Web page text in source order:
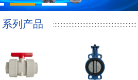
2 3
系列产品